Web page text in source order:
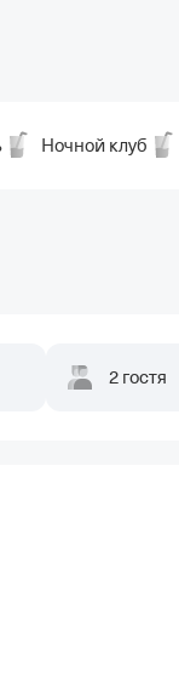
Ночной клуб
2 гостя